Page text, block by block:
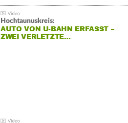
Hochtaunuskreis:
AUTO VON U-BAHN ERFASST –
ZWEI VERLETZTE…